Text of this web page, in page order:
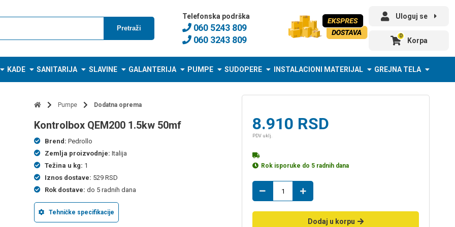
Pretraži
Telefonska podrška
060 5243 809
060 3243 809
Uloguj se
0
Korpa
KADE SANITARIJA SLAVINE GALANTERIJA PUMPE SUDOPERE INSTALACIONI MATERIJAL GREJNA TELA
Pumpe Dodatna oprema
kontrolbox QEM200 1.5kw 50mf
Brend: Pedrollo
Zemlja proizvodnje: Italija
Težina u kg: 1
Iznos dostave: 529 RSD
Rok dostave: do 5 radnih dana
Tehničke specifikacije
8.910 RSD
PDV uklj.
Rok isporuke do 5 radnih dana
QEM200
Dodaj u korpu